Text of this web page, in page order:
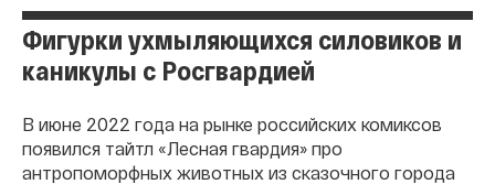
Фигурки ухмыляющихся силовиков и
каникулы с Росгвардией
В июне 2022 года на рынке российских комиксов
появился тайтл «Лесная гвардия» про
антропоморфных животных из сказочного города